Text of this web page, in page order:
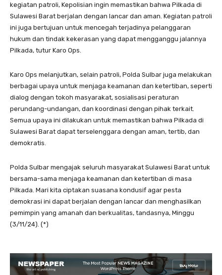
kegiatan patroli, Kepolisian ingin memastikan bahwa Pilkada di
Sulawesi Barat berjalan dengan lancar dan aman. Kegiatan patroli
ini juga bertujuan untuk mencegah terjadinya pelanggaran
hukum dan tindak kekerasan yang dapat mengganggu jalannya
Pilkada, tutur Karo Ops.
Karo Ops melanjutkan, selain patroli, Polda Sulbar juga melakukan
berbagai upaya untuk menjaga keamanan dan ketertiban, seperti
dialog dengan tokoh masyarakat, sosialisasi peraturan
perundang-undangan, dan koordinasi dengan pihak terkait.
Semua upaya ini dilakukan untuk memastikan bahwa Pilkada di
Sulawesi Barat dapat terselenggara dengan aman, tertib, dan
demokratis.
Polda Sulbar mengajak seluruh masyarakat Sulawesi Barat untuk
bersama-sama menjaga keamanan dan ketertiban di masa
Pilkada. Mari kita ciptakan suasana kondusif agar pesta
demokrasi ini dapat berjalan dengan lancar dan menghasilkan
pemimpin yang amanah dan berkualitas, tandasnya, Minggu
(3/11/24). (*)